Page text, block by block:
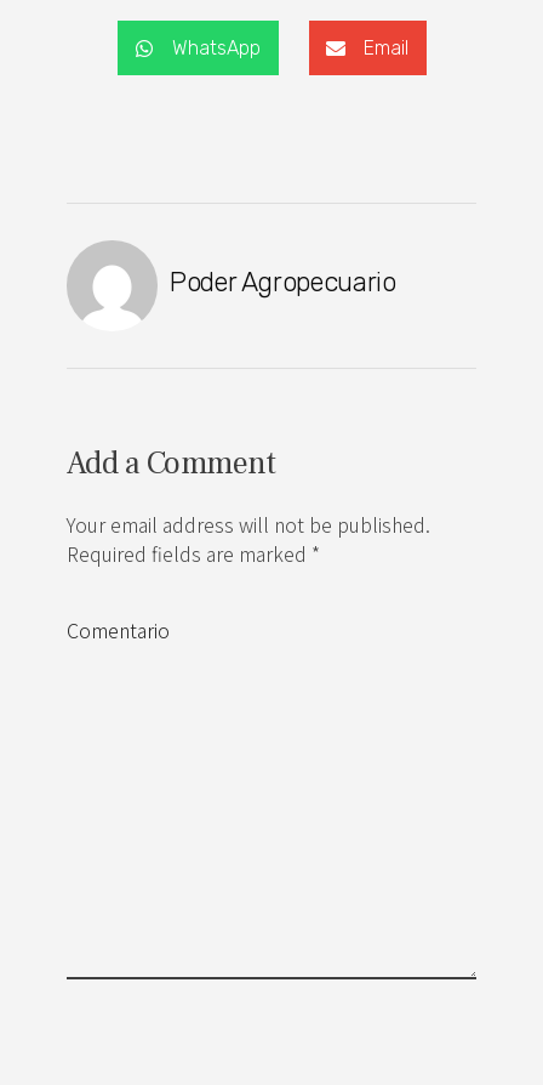
WhatsApp Email
Poder Agropecuario
Add a Comment
Your email address will not be published.
Required fields are marked *
Comentario